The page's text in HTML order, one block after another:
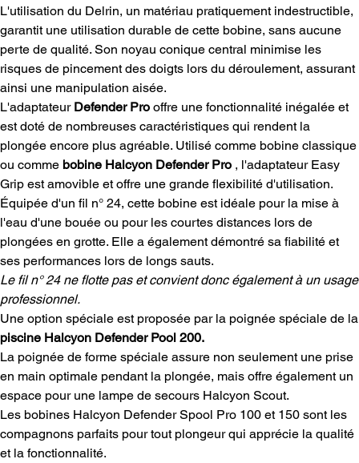
L'utilisation du Delrin, un matériau pratiquement indestructible,
garantit une utilisation durable de cette bobine, sans aucune
perte de qualité. Son noyau conique central minimise les
risques de pincement des doigts lors du déroulement, assurant
ainsi une manipulation aisée.
L'adaptateur Defender Pro offre une fonctionnalité inégalée et
est doté de nombreuses caractéristiques qui rendent la
plongée encore plus agréable. Utilisé comme bobine classique
ou comme bobine Halcyon Defender Pro , l'adaptateur Easy
Grip est amovible et offre une grande flexibilité d'utilisation.
Équipée d'un fil n° 24, cette bobine est idéale pour la mise à
l'eau d'une bouée ou pour les courtes distances lors de
plongées en grotte. Elle a également démontré sa fiabilité et
ses performances lors de longs sauts.
Le fil n° 24 ne flotte pas et convient donc également à un usage
professionnel.
Une option spéciale est proposée par la poignée spéciale de la
piscine Halcyon Defender Pool 200.
La poignée de forme spéciale assure non seulement une prise
en main optimale pendant la plongée, mais offre également un
espace pour une lampe de secours Halcyon Scout.
Les bobines Halcyon Defender Spool Pro 100 et 150 sont les
compagnons parfaits pour tout plongeur qui apprécie la qualité
et la fonctionnalité.